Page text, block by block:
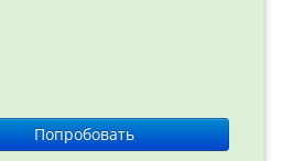
© ООО
«Орфограмматика», 2012—2026
Попробовать